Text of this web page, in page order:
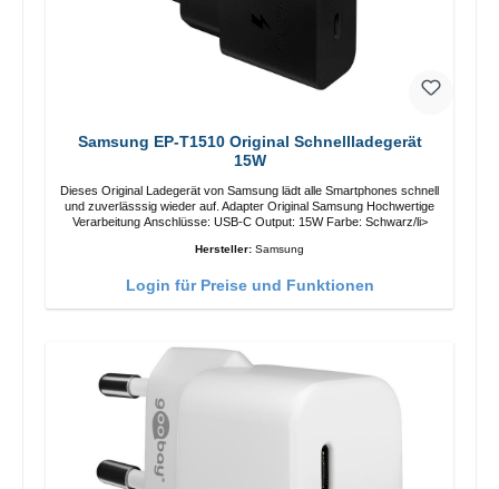
Samsung EP-T1510 Original Schnellladegerät
15W
Dieses Original Ladegerät von Samsung lädt alle Smartphones schnell
und zuverlässsig wieder auf. Adapter Original Samsung Hochwertige
Verarbeitung Anschlüsse: USB-C Output: 15W Farbe: Schwarz/li>
Hersteller: Samsung
Login für Preise und Funktionen